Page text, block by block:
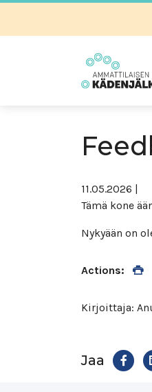
11.05.2026 |
Tämä kone
Nykyään on
Actions:
Kirjoittaja:
Jaa